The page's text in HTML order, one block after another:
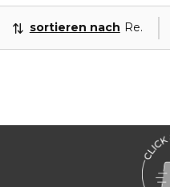
sortieren nach Relevanz